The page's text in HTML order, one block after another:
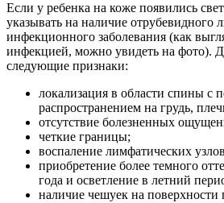
Если у ребенка на коже появились
указывать на наличие отрубевидного
инфекционного заболевания (как
инфекцией, можно увидеть на фото).
следующие признаки:
локализация в области спины с
распространением на грудь,
отсутствие болезненных
четкие границы;
воспаление лимфатических
приобретение более темного
года и осветление в летний
наличие чешуек на поверхности